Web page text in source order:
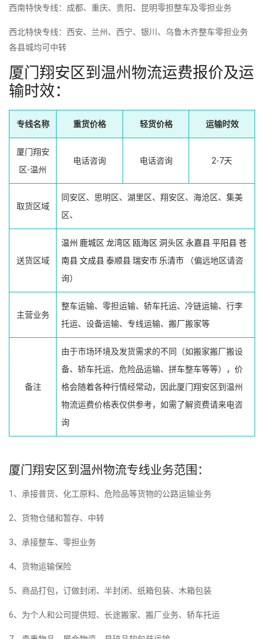
西南特快专线：成都、重庆、贵阳、昆明零担整车及零担业务
西北特快专线：西安、兰州、西宁、银川、乌鲁木齐整车零担业务
各县城均可中转
厦门翔安区到温州物流运费报价及运
输时效：
专线名称 重货价格 轻货价格 运输时效
厦门翔安
区-温州
电话咨询 电话咨询 2-7天
取货区域
同安区、思明区、湖里区、翔安区、海沧区、集美
区、
送货区域
温州 鹿城区 龙湾区 瓯海区 洞头区 永嘉县平阳县苍
南县文成县泰顺县瑞安市 乐清市 （偏远地区请咨
询）
主营业务
整车运输、零担运输、轿车托运、冷链运输、行李
托运、设备运输、专线运输、搬厂搬家等
备注
由于市场环境及发货需求的不同（如搬家搬厂搬设
备、轿车托运、危险品运输、拼车整车等等），价
格会随着各种行情经常动，因此厦门翔安区到温州
物流运费价格表仅供参考，如需了解资费请来电咨
询
厦门翔安区到温州物流专线业务范围：
1、承接普货、化工原料、危险品等货物的公路运输业务
2、货物仓储和暂存、中转
3、承接整车、零担业务
4、货物运输保险
5、商品打包，订做封闭、半封闭、纸箱包装、木箱包装
6、为个人和公司提供短、长途搬家、搬厂业务、轿车托运